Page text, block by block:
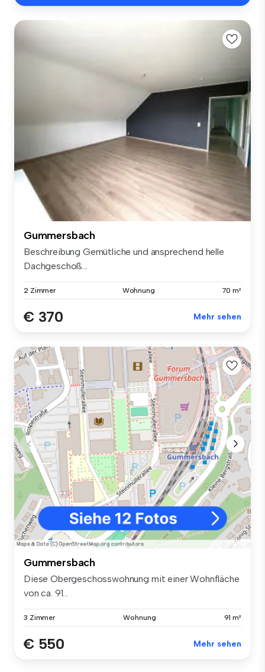
Gummersbach
Beschreibung Gemütliche und ansprechend helle
Dachgeschoß...
2 Zimmer Wohnung 70 m²
€ 370 Mehr sehen
Gummersbach
Diese Obergeschosswohnung mit einer Wohnfläche
von ca. 91...
3 Zimmer Wohnung 91 m²
€ 550 Mehr sehen